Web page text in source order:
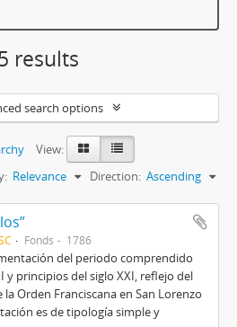
results
search options
View:
Relevance Direction: Ascending
Fonds 1786
del periodo comprendido
y principios del siglo XXI, reflejo del
Orden Franciscana en San Lorenzo
es de tipología simple y